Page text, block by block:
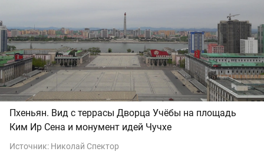
Пхеньян. Вид с террасы Дворца Учёбы на площадь
Ким Ир Сена и монумент идей Чучхе
Источник: Николай Спектор